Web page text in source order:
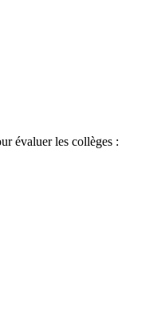
évaluer les collèges :